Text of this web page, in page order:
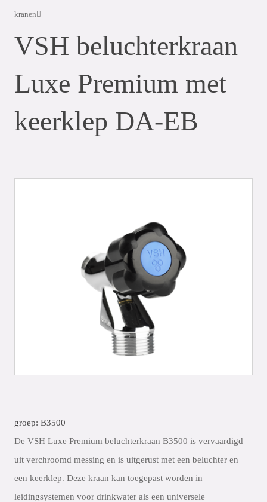
kranen
VSH beluchterkraan
Luxe Premium met
keerklep DA-EB
groep: B3500
De VSH Luxe Premium beluchterkraan B3500 is vervaardigd
uit verchroomd messing en is uitgerust met een beluchter en
een keerklep. Deze kraan kan toegepast worden in
leidingsystemen voor drinkwater als een universele